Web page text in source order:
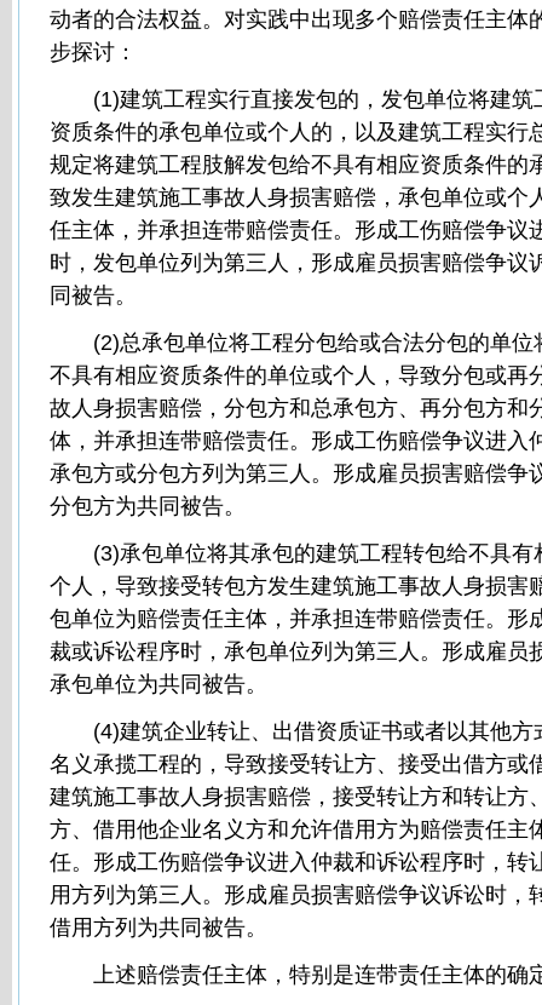
动者的合法权益。对实践中出现多个赔偿责任主体
步探讨：
(1)建筑工程实行直接发包的，发包单位将建筑
资质条件的承包单位或个人的，以及建筑工程实行
规定将建筑工程肢解发包给不具有相应资质条件的
致发生建筑施工事故人身损害赔偿，承包单位或个
任主体，并承担连带赔偿责任。形成工伤赔偿争议
时，发包单位列为第三人，形成雇员损害赔偿争议
同被告。
(2)总承包单位将工程分包给或合法分包的单位
不具有相应资质条件的单位或个人，导致分包或再
故人身损害赔偿，分包方和总承包方、再分包方和
体，并承担连带赔偿责任。形成工伤赔偿争议进入
承包方或分包方列为第三人。形成雇员损害赔偿争
分包方为共同被告。
(3)承包单位将其承包的建筑工程转包给不具有
个人，导致接受转包方发生建筑施工事故人身损害
包单位为赔偿责任主体，并承担连带赔偿责任。形
裁或诉讼程序时，承包单位列为第三人。形成雇员
承包单位为共同被告。
(4)建筑企业转让、出借资质证书或者以其他方
名义承揽工程的，导致接受转让方、接受出借方或
建筑施工事故人身损害赔偿，接受转让方和转让方
方、借用他企业名义方和允许借用方为赔偿责任主
任。形成工伤赔偿争议进入仲裁和诉讼程序时，转
用方列为第三人。形成雇员损害赔偿争议诉讼时，
借用方列为共同被告。
上述赔偿责任主体，特别是连带责任主体的确